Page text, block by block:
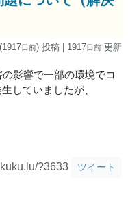
(1917日前) 投稿 | 1917日前 更新
影響で一部の環境でコ
していましたが、
?3633 ツイート